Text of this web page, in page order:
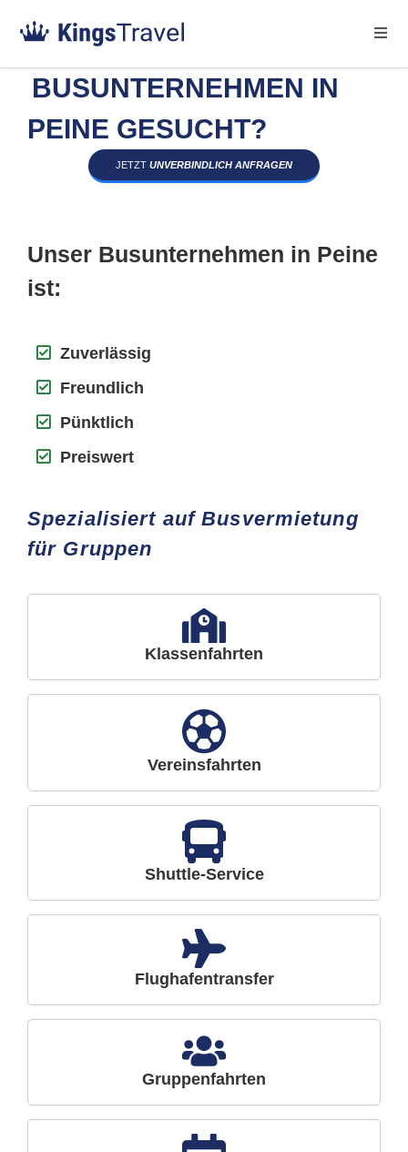
BUSUNTERNEHMEN IN
PEINE GESUCHT?
JETZT UNVERBINDLICH ANFRAGEN
Unser Busunternehmen in Peine
ist:
Zuverlässig
Freundlich
Pünktlich
Preiswert
Spezialisiert auf Busvermietung
für Gruppen
Klassenfahrten
Vereinsfahrten
Shuttle-Service
Flughafentransfer
Gruppenfahrten